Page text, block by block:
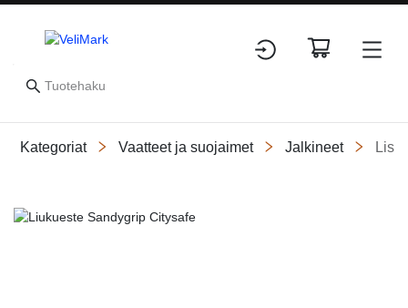
Kategoriat Vaatteet ja suojaimet Jalkineet
Slide 1 of 3